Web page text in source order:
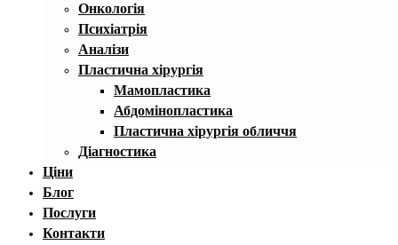
Онкологія
Психіатрія
Аналізи
Пластична хірургія
Мамопластика
Абдомінопластика
Пластична хірургія обличчя
Діагностика
Ціни
Блог
Послуги
Контакти